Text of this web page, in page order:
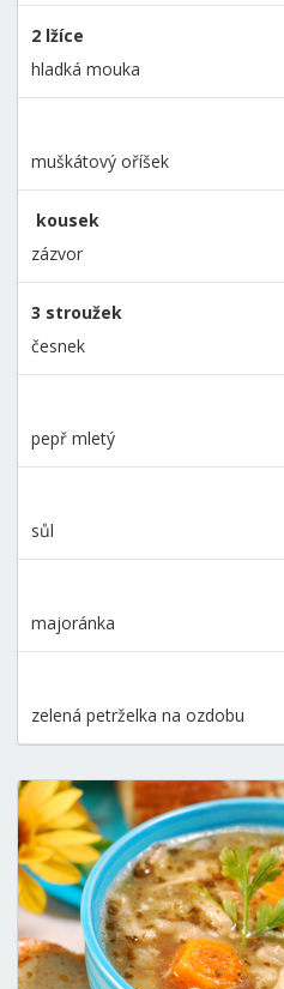
2 lžíce
hladká mouka
muškátový oříšek
kousek
zázvor
3 stroužek
česnek
pepř mletý
sůl
majoránka
zelená petrželka na ozdobu